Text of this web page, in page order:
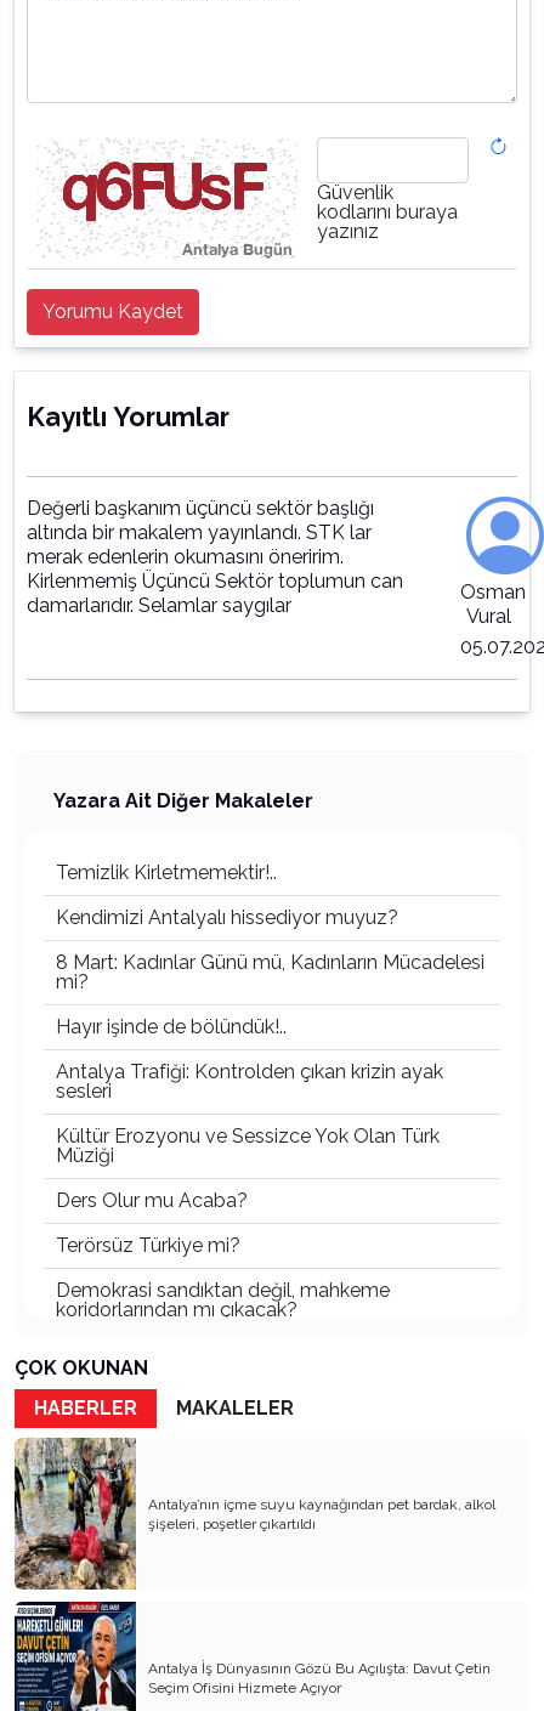
Güvenlik
kodlarını buraya
yazınız
Yorumu Kaydet
Kayıtlı Yorumlar
Değerli başkanım üçüncü sektör başlığı
altında bir makalem yayınlandı. STK lar
merak edenlerin okumasını öneririm.
Kirlenmemiş Üçüncü Sektör toplumun can
damarlarıdır. Selamlar saygılar
Osman
Vural
Yazara Ait Diğer Makaleler
Temizlik Kirletmemektir!..
Kendimizi Antalyalı hissediyor muyuz?
8 Mart: Kadınlar Günü mü, Kadınların Mücadelesi
mi?
Hayır işinde de bölündük!..
Antalya Trafiği: Kontrolden çıkan krizin ayak
sesleri
Kültür Erozyonu ve Sessizce Yok Olan Türk
Müziği
Ders Olur mu Acaba?
Terörsüz Türkiye mi?
Demokrasi sandıktan değil, mahkeme
koridorlarından mı çıkacak?
Gazetecinin kaderi!..
Turizmde Herşey Dahil Sistemi tartışılmalı
MB Başkanı ve Şimşek’e
Padişahın Vergi Deneyi!..
Erdoğan ve Özel’e açık mektup!..
Bahçeli siyasetin zirvesine oturdu!..
Artık yeter!.. Başka Antalya yok!..
Milli Eğitim cemaatlere mi teslim ediliyor?
ÇOK OKUNAN
HABERLER
MAKALELER
Antalya’nın içme suyu kaynağından pet bardak, alkol
şişeleri, poşetler çıkartıldı
Antalya İş Dünyasının Gözü Bu Açılışta: Davut Çetin
Seçim Ofisini Hizmete Açıyor